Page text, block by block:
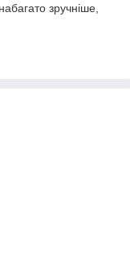
зручніше,